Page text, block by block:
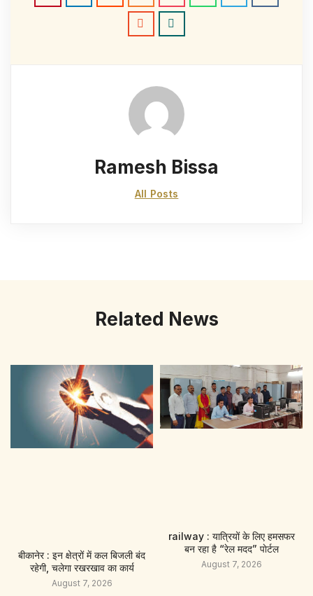
Ramesh Bissa
All Posts
Related News
बीकानेर : इन क्षेत्रों में कल बिजली बंद
रहेगी, चलेगा रखरखाव का कार्य
August 7, 2026
railway : यात्रियों के लिए हमसफर
बन रहा है “रेल मदद” पाेर्टल
August 7, 2026